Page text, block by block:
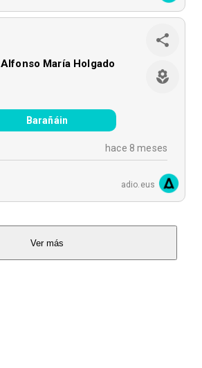
Alfonso María Holgado
Barañáin
hace 8 meses
adio.eus
Ver más